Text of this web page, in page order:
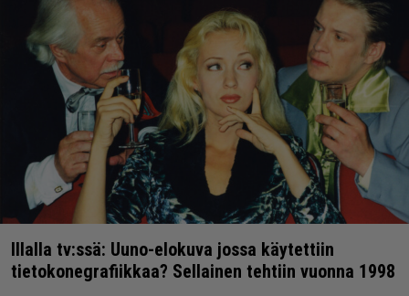
Illalla tv:ssä: Uuno-elokuva jossa käytettiin
tietokonegrafiikkaa? Sellainen tehtiin vuonna 1998